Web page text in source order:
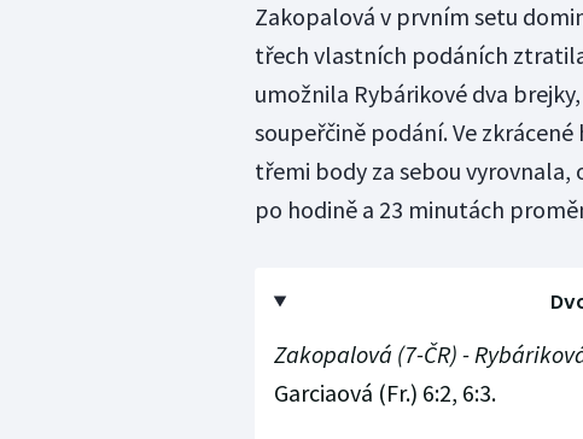
Zakopalová v prvním setu
třech vlastních podáních
umožnila Rybárikové dva
soupeřčině podání. Ve
třemi body za sebou
po hodině a 23 minutách
Zakopalová (7-ČR) -
Garciaová (Fr.) 6:2, 6:3.